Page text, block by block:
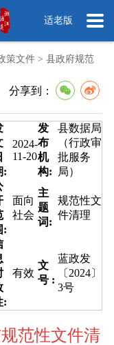
适老版
策文件 > 县政府规范
分享到：
:
2024-
11-20
发
布
机
构:
县数据局
（行政审
批服务
局）
:
面向
社会
主
题
词:
规范性文
件清理
:
有效
文
号 :
蓝政发
〔2024〕
3号
范性文件清